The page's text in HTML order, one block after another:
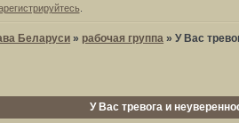
.
Беларуси » рабочая группа »У Вас
У Вас тревога и